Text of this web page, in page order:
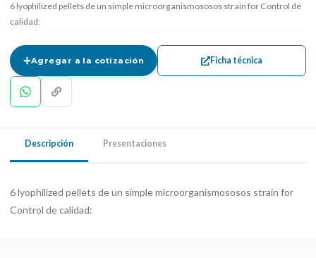
6 lyophilized pellets de un simple microorganismososos strain for Control de
calidad:
Agregar a la cotización Ficha técnica
Descripción Presentaciones
6 lyophilized pellets de un simple microorganismososos strain for
Control de calidad: